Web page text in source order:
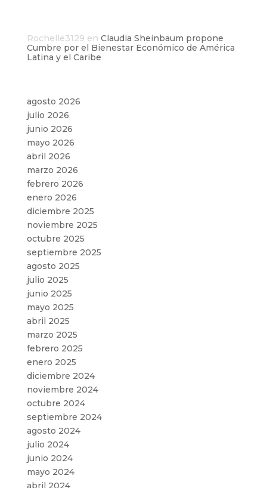
Rochelle3129 en Claudia Sheinbaum propone
Cumbre por el Bienestar Económico de América
Latina y el Caribe
agosto 2026
julio 2026
junio 2026
mayo 2026
abril 2026
marzo 2026
febrero 2026
enero 2026
diciembre 2025
noviembre 2025
octubre 2025
septiembre 2025
agosto 2025
julio 2025
junio 2025
mayo 2025
abril 2025
marzo 2025
febrero 2025
enero 2025
diciembre 2024
noviembre 2024
octubre 2024
septiembre 2024
agosto 2024
julio 2024
junio 2024
mayo 2024
abril 2024